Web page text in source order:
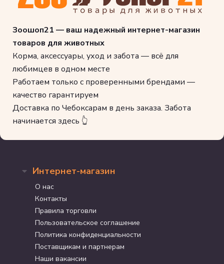
23
Нормальная
активность
42-
52
24-
* Ориентируйтесь на суточный рацион, указанный на упаковке
продукта
Зоошоп21 — ваш надежный интернет-магазин
товаров для животных
Корма, аксессуары, уход и забота — всё для
любимцев в одном месте
Работаем только с проверенными брендами —
качество гарантируем
Доставка по Чебоксарам в день заказа. Забота
начинается здесь 👆
Интернет-магазин
О нас
Контакты
Правила торговли
Пользовательское соглашение
Политика конфиденциальности
Поставщикам и партнерам
Наши вакансии